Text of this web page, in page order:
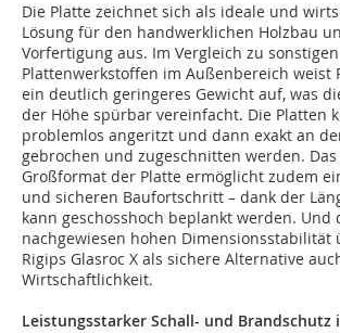
Die Platte zeichnet sich als ideale und
Lösung für den handwerklichen Holzbau
Vorfertigung aus. Im Vergleich zu sonstigen
Plattenwerkstoffen im Außenbereich weist
ein deutlich geringeres Gewicht auf, was
der Höhe spürbar vereinfacht. Die Platten
problemlos angeritzt und dann exakt an
gebrochen und zugeschnitten werden.
Großformat der Platte ermöglicht zudem
und sicheren Baufortschritt – dank der
kann geschosshoch beplankt werden. Und
nachgewiesen hohen Dimensionsstabilität
Rigips Glasroc X als sichere Alternative
Wirtschaftlichkeit.
Leistungsstarker Schall- und Brandschutz